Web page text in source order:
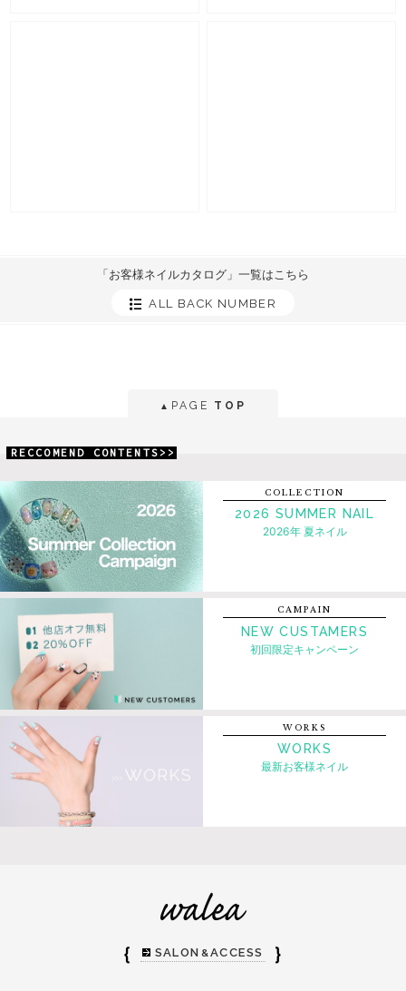
「お客様ネイルカタログ」一覧はこちら
ALL BACK NUMBER
▲ PAGE TOP
RECCOMEND CONTENTS>>
COLLECTION
2026 SUMMER NAIL
2026年 夏ネイル
CAMPAIN
NEW CUSTAMERS
初回限定キャンペーン
WORKS
WORKS
最新お客様ネイル
｛ SALON &ACCESS ｝